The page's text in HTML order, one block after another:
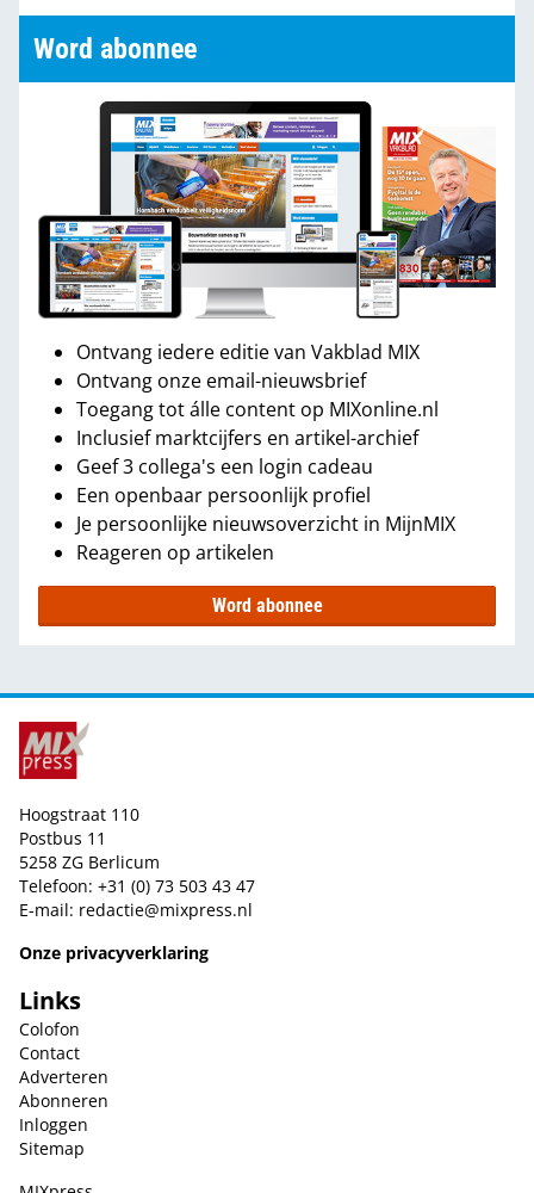
Word abonnee
Ontvang iedere editie van Vakblad MIX
Ontvang onze email-nieuwsbrief
Toegang tot álle content op MIXonline.nl
Inclusief marktcijfers en artikel-archief
Geef 3 collega's een login cadeau
Een openbaar persoonlijk profiel
Je persoonlijke nieuwsoverzicht in MijnMIX
Reageren op artikelen
Word abonnee
Hoogstraat 110
Postbus 11
5258 ZG Berlicum
Telefoon: +31 (0) 73 503 43 47
E-mail: redactie@mixpress.nl
Onze privacyverklaring
Links
Colofon
Contact
Adverteren
Abonneren
Inloggen
Sitemap